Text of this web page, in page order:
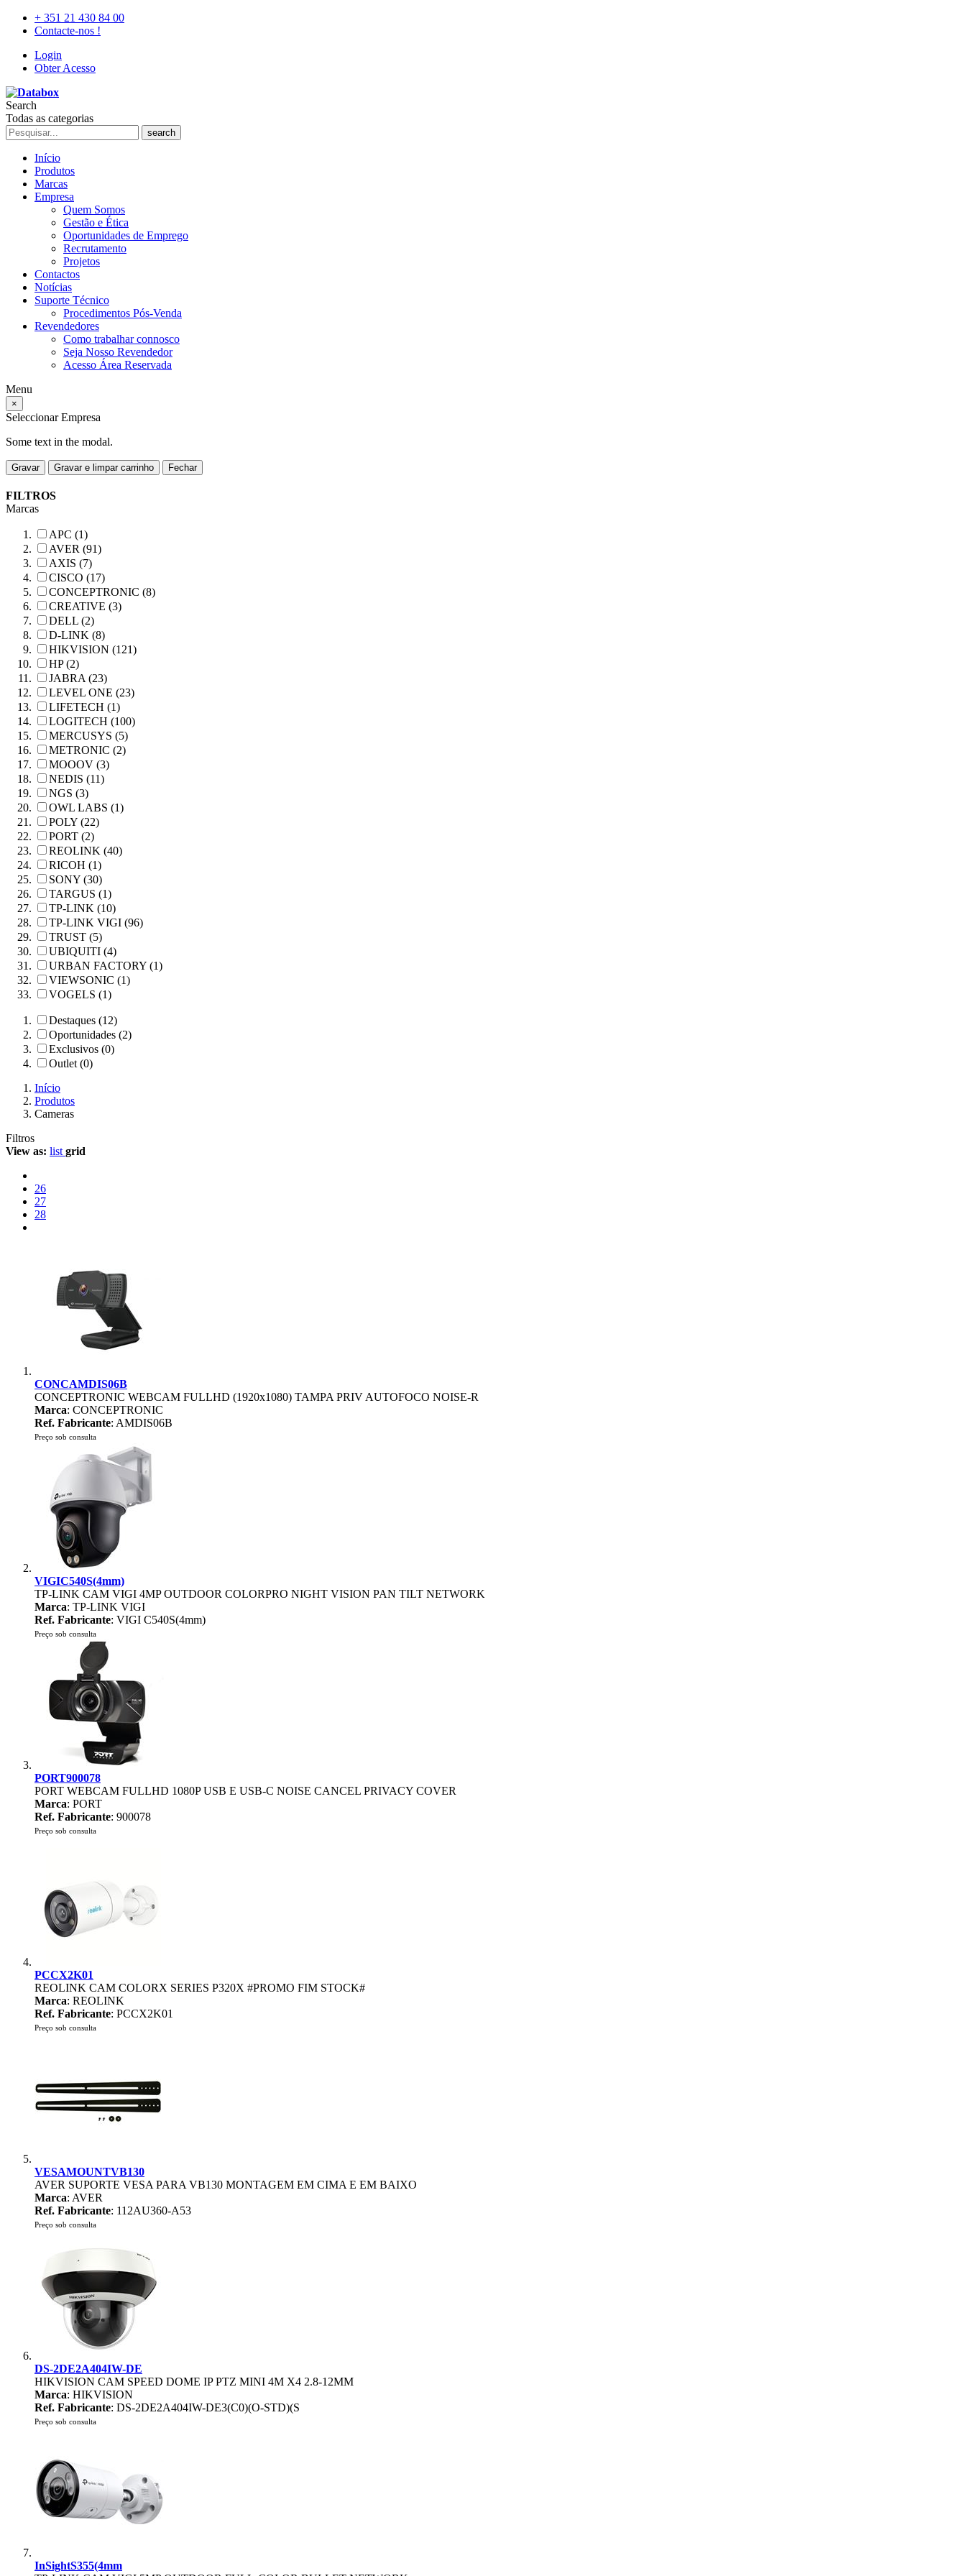
+ 351 21 430 84 00
Contacte-nos !
Login
Obter Acesso
Search
Todas as categorias
search
Início
Produtos
Marcas
Empresa
Quem Somos
Gestão e Ética
Oportunidades de Emprego
Recrutamento
Projetos
Contactos
Notícias
Suporte Técnico
Procedimentos Pós-Venda
Revendedores
Como trabalhar connosco
Seja Nosso Revendedor
Acesso Área Reservada
Menu
×
Seleccionar Empresa
Some text in the modal.
Gravar Gravar e limpar carrinho Fechar
FILTROS
Marcas
APC (1)
AVER (91)
AXIS (7)
CISCO (17)
CONCEPTRONIC (8)
CREATIVE (3)
DELL (2)
D-LINK (8)
HIKVISION (121)
HP (2)
JABRA (23)
LEVEL ONE (23)
LIFETECH (1)
LOGITECH (100)
MERCUSYS (5)
METRONIC (2)
MOOOV (3)
NEDIS (11)
NGS (3)
OWL LABS (1)
POLY (22)
PORT (2)
REOLINK (40)
RICOH (1)
SONY (30)
TARGUS (1)
TP-LINK (10)
TP-LINK VIGI (96)
TRUST (5)
UBIQUITI (4)
URBAN FACTORY (1)
VIEWSONIC (1)
VOGELS (1)
Destaques (12)
Oportunidades (2)
Exclusivos (0)
Outlet (0)
Início
Produtos
Cameras
Filtros
View as: list grid
26
27
28
CONCAMDIS06B
CONCEPTRONIC WEBCAM FULLHD (1920x1080) TAMPA PRIV AUTOFOCO NOISE-R
Marca: CONCEPTRONIC
Ref. Fabricante: AMDIS06B
Preço sob consulta
VIGIC540S(4mm)
TP-LINK CAM VIGI 4MP OUTDOOR COLORPRO NIGHT VISION PAN TILT NETWORK
Marca: TP-LINK VIGI
Ref. Fabricante: VIGI C540S(4mm)
Preço sob consulta
PORT900078
PORT WEBCAM FULLHD 1080P USB E USB-C NOISE CANCEL PRIVACY COVER
Marca: PORT
Ref. Fabricante: 900078
Preço sob consulta
PCCX2K01
REOLINK CAM COLORX SERIES P320X #PROMO FIM STOCK#
Marca: REOLINK
Ref. Fabricante: PCCX2K01
Preço sob consulta
VESAMOUNTVB130
AVER SUPORTE VESA PARA VB130 MONTAGEM EM CIMA E EM BAIXO
Marca: AVER
Ref. Fabricante: 112AU360-A53
Preço sob consulta
DS-2DE2A404IW-DE
HIKVISION CAM SPEED DOME IP PTZ MINI 4M X4 2.8-12MM
Marca: HIKVISION
Ref. Fabricante: DS-2DE2A404IW-DE3(C0)(O-STD)(S
Preço sob consulta
InSightS355(4mm